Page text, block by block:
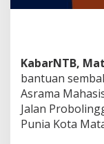
KabarNTB,
bantuan
Asrama
Jalan
Punia Kota